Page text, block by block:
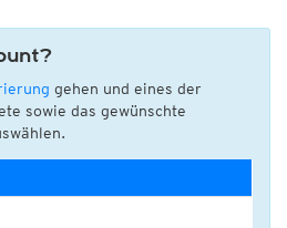
gehen und eines der
sowie das gewünschte